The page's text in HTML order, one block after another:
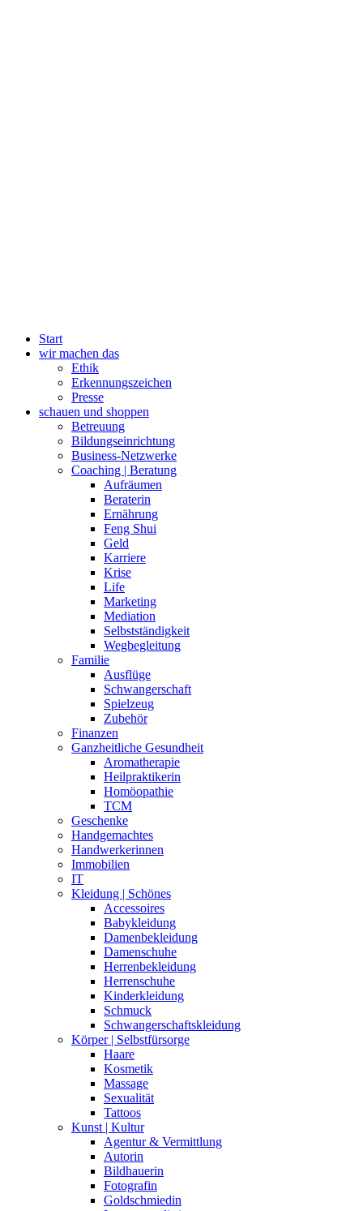
Start
wir machen das
Ethik
Erkennungszeichen
Presse
schauen und shoppen
Betreuung
Bildungseinrichtung
Business-Netzwerke
Coaching | Beratung
Aufräumen
Beraterin
Ernährung
Feng Shui
Geld
Karriere
Krise
Life
Marketing
Mediation
Selbstständigkeit
Wegbegleitung
Familie
Ausflüge
Schwangerschaft
Spielzeug
Zubehör
Finanzen
Ganzheitliche Gesundheit
Aromatherapie
Heilpraktikerin
Homöopathie
TCM
Geschenke
Handgemachtes
Handwerkerinnen
Immobilien
IT
Kleidung | Schönes
Accessoires
Babykleidung
Damenbekleidung
Damenschuhe
Herrenbekleidung
Herrenschuhe
Kinderkleidung
Schmuck
Schwangerschaftskleidung
Körper | Selbstfürsorge
Haare
Kosmetik
Massage
Sexualität
Tattoos
Kunst | Kultur
Agentur & Vermittlung
Autorin
Bildhauerin
Fotografin
Goldschmiedin